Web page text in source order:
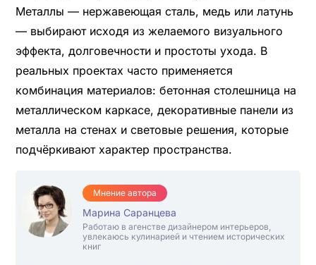
Металлы — нержавеющая сталь, медь или латунь
— выбирают исходя из желаемого визуального
эффекта, долговечности и простоты ухода. В
реальных проектах часто применяется
комбинация материалов: бетонная столешница на
металлическом каркасе, декоративные панели из
металла на стенах и световые решения, которые
подчёркивают характер пространства.
Мнение автора
Марина Саранцева
Работаю в агенстве дизайнером интерьеров,
увлекаюсь кулинарией и чтением исторических
книг